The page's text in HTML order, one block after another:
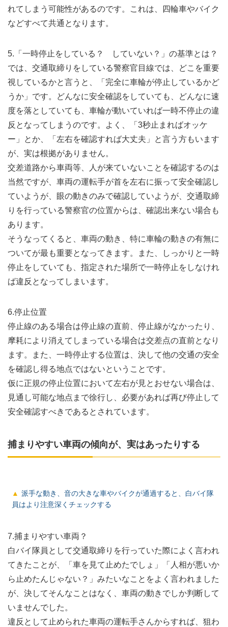
れてしまう可能性があるのです。これは、四輪車やバイク
などすべて共通となります。
5.「一時停止をしている？ していない？」の基準とは？
では、交通取締りをしている警察官目線では、どこを重要
視しているかと言うと、「完全に車輪が停止しているかど
うか」です。どんなに安全確認をしていても、どんなに速
度を落としていても、車輪が動いていれば一時不停止の違
反となってしまうのです。よく、「3秒止まればオッケ
ー」とか、「左右を確認すれば大丈夫」と言う方もいます
が、実は根拠がありません。
交差道路から車両等、人が来ていないことを確認するのは
当然ですが、車両の運転手が首を左右に振って安全確認し
ていようが、眼の動きのみで確認していようが、交通取締
りを行っている警察官の位置からは、確認出来ない場合も
あります。
そうなってくると、車両の動き、特に車輪の動きの有無に
ついてが最も重要となってきます。また、しっかりと一時
停止をしていても、指定された場所で一時停止をしなけれ
ば違反となってしまいます。
6.停止位置
停止線のある場合は停止線の直前、停止線がなかったり、
摩耗により消えてしまっている場合は交差点の直前となり
ます。また、一時停止する位置は、決して他の交通の安全
を確認し得る地点ではないということです。
仮に正規の停止位置において左右が見とおせない場合は、
見通し可能な地点まで徐行し、必要があれば再び停止して
安全確認すべきであるとされています。
捕まりやすい車両の傾向が、実はあったりする
派手な動き、音の大きな車やバイクが通過すると、白バイ隊
員はより注意深くチェックする
7.捕まりやすい車両？
白バイ隊員として交通取締りを行っていた際によく言われ
てきたことが、「車を見て止めたでしょ」「人相が悪いか
ら止めたんじゃない？」みたいなことをよく言われました
が、決してそんなことはなく、車両の動きでしか判断して
いませんでした。
違反として止められた車両の運転手さんからすれば、狙わ